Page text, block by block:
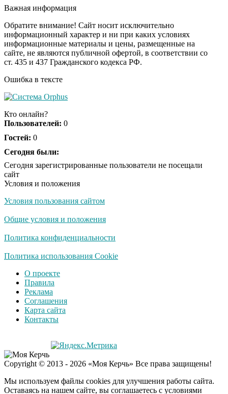
смеяться вы будете
долго
i
Королева вагона
отожгла! Видео не
оставит равнодушным
США — Южной
Patriot и THAAD»
Важная информация
Обратите внимание! Сайт носит исключительно
информационный характер и ни при каких условиях
информационные материалы и цены, размещенные на
сайте, не являются публичной офертой, в соответствии со
ст. 435 и 437 Гражданского кодекса РФ.
Ошибка в тексте
Кто онлайн?
Пользователей: 0
Гостей: 0
Сегодня были:
Сегодня зарегистрированные пользователи не посещали
сайт
Условия и положения
Условия пользования сайтом
Общие условия и положения
Политика конфиденциальности
Политика использования Cookie
О проекте
Правила
Реклама
Соглашения
Карта сайта
Контакты
Copyright © 2013 - 2026 «Моя Керчь» Все права защищены!
Мы используем файлы cookies для улучшения работы сайта.
Оставаясь на нашем сайте, вы соглашаетесь с условиями